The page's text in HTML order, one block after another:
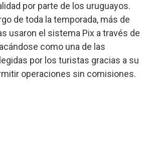
por parte de los uruguayos.
de toda la temporada, más de
usaron el sistema Pix a través de
como una de las
por los turistas gracias a su
operaciones sin comisiones.